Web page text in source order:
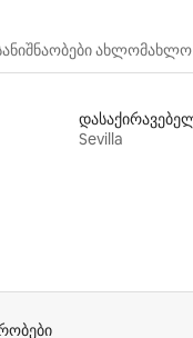
ახლომახლო
Sevilla